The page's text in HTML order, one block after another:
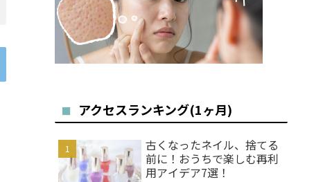
アクセスランキング(1ヶ月)
古くなったネイル、捨てる
前に！おうちで楽しむ再利
用アイデア7選！